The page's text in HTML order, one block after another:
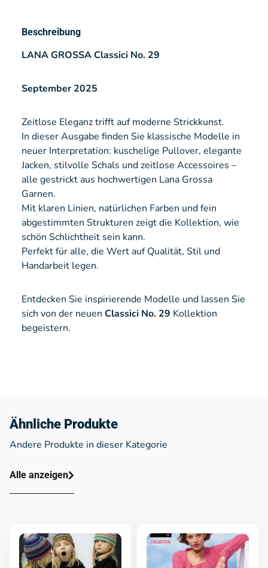
Beschreibung
LANA GROSSA Classici No. 29
September 2025
Zeitlose Eleganz trifft auf moderne Strickkunst.
In dieser Ausgabe finden Sie klassische Modelle in
neuer Interpretation: kuschelige Pullover, elegante
Jacken, stilvolle Schals und zeitlose Accessoires –
alle gestrickt aus hochwertigen Lana Grossa
Garnen.
Mit klaren Linien, natürlichen Farben und fein
abgestimmten Strukturen zeigt die Kollektion, wie
schön Schlichtheit sein kann.
Perfekt für alle, die Wert auf Qualität, Stil und
Handarbeit legen.
Entdecken Sie inspirierende Modelle und lassen Sie
sich von der neuen Classici No. 29 Kollektion
begeistern.
Ähnliche Produkte
Andere Produkte in dieser Kategorie
Alle anzeigen